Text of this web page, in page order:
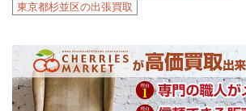
東京都杉並区の出張買取